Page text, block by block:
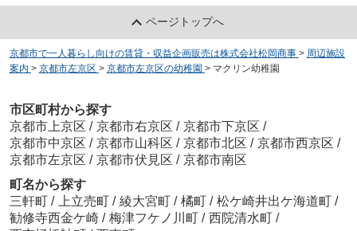
ページトップへ
京都市で一人暮らし向けの賃貸・収益企画販売は株式会社松岡商事 > 周辺施設
案内 > 京都市左京区 > 京都市左京区の幼稚園 > マクリン幼稚園
市区町村から探す
京都市上京区 / 京都市右京区 / 京都市下京区 /
京都市中京区 / 京都市山科区 / 京都市北区 / 京都市西京区 /
京都市左京区 / 京都市伏見区 / 京都市南区
町名から探す
三軒町 / 上立売町 / 綾大宮町 / 橘町 / 松ケ崎井出ケ海道町 /
勧修寺西金ケ崎 / 梅津フケノ川町 / 西院清水町 /